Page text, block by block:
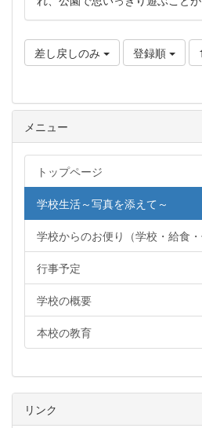
差し戻しのみ 登録順
メニュー
トップページ
学校生活～写真を添えて～
学校からのお便り（学校・給食・
行事予定
学校の概要
本校の教育
リンク